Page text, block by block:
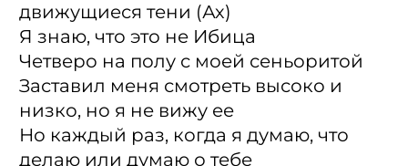
движущиеся тени (Ах)
Я знаю, что это не Ибица
Четверо на полу с моей сеньоритой
Заставил меня смотреть высоко и
низко, но я не вижу ее
Но каждый раз, когда я думаю, что
делаю или думаю о тебе